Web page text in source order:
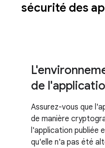
sécurité des
de
Assurez-vous que
de manière
l'application publiée
qu'elle n'a pas été